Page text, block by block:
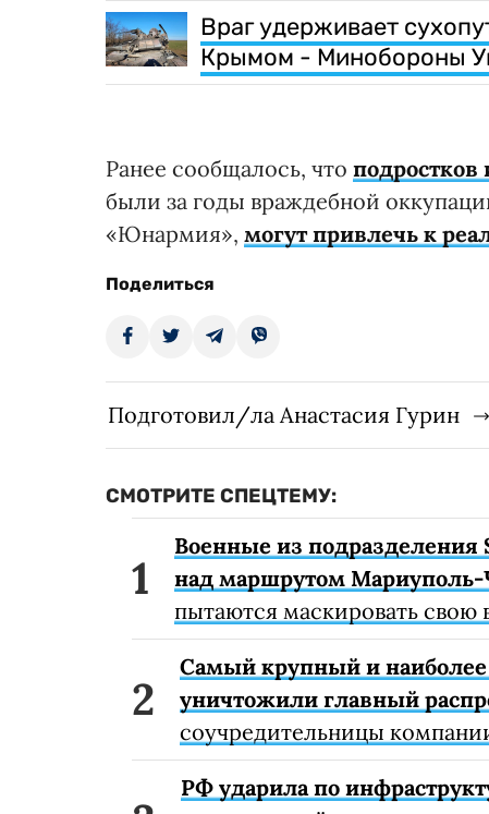
Враг удерживает
Крымом - Минобороны
Ранее сообщалось, что подростков
были за годы враждебной
«Юнармия», могут привлечь к
Поделиться
Подготовил/ла Анастасия Гурин
СМОТРИТЕ СПЕЦТЕМУ:
Военные из подразделения
над маршрутом Мариуполь-
пытаются маскировать
Самый крупный и наиболее
уничтожили главный
соучредительницы
РФ ударила по